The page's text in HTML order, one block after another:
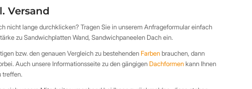
Versand
nicht lange durchklicken? Tragen Sie in unserem Anfrageformular einfach
zu Sandwichplatten Wand, Sandwichpaneelen Dach ein.
bzw. den genauen Vergleich zu bestehenden Farbenbrauchen, dann
Auch unsere Informationsseite zu den gängigen Dachformenkann Ihnen
treffen.